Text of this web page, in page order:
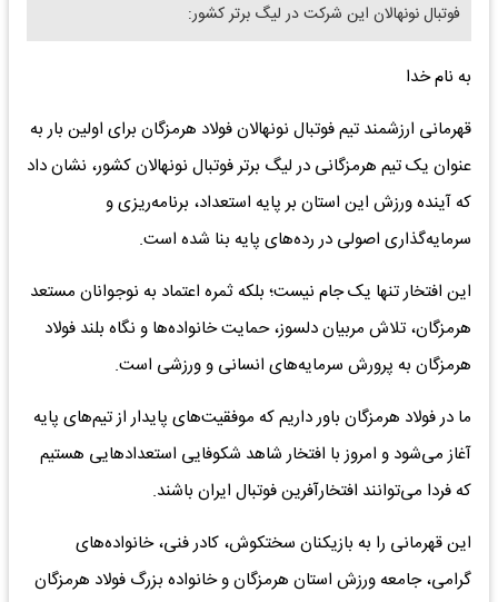
فوتبال نونهالان این شرکت در لیگ برتر کشور:
به نام خدا
قهرمانی ارزشمند تیم فوتبال نونهالان فولاد هرمزگان برای اولین بار به
عنوان یک تیم هرمزگانی در لیگ برتر فوتبال نونهالان کشور، نشان داد
که آینده ورزش این استان بر پایه استعداد، برنامه‌ریزی و
سرمایه‌گذاری اصولی در رده‌های پایه بنا شده است.
این افتخار تنها یک جام نیست؛ بلکه ثمره اعتماد به نوجوانان مستعد
هرمزگان، تلاش مربیان دلسوز، حمایت خانواده‌ها و نگاه بلند فولاد
هرمزگان به پرورش سرمایه‌های انسانی و ورزشی است.
ما در فولاد هرمزگان باور داریم که موفقیت‌های پایدار از تیم‌های پایه
آغاز می‌شود و امروز با افتخار شاهد شکوفایی استعدادهایی هستیم
که فردا می‌توانند افتخارآفرین فوتبال ایران باشند.
این قهرمانی را به بازیکنان سختکوش، کادر فنی، خانواده‌های
گرامی، جامعه ورزش استان هرمزگان و خانواده بزرگ فولاد هرمزگان